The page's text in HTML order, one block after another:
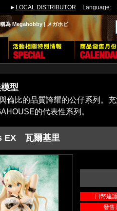
► LOCAL DISTRIBUTOR Language:
為 Megahobby | メガホビ
型
倫比的品質誇耀的公仔系列。
的代表性系列。
EX 瓦爾基里
日幣建
發售